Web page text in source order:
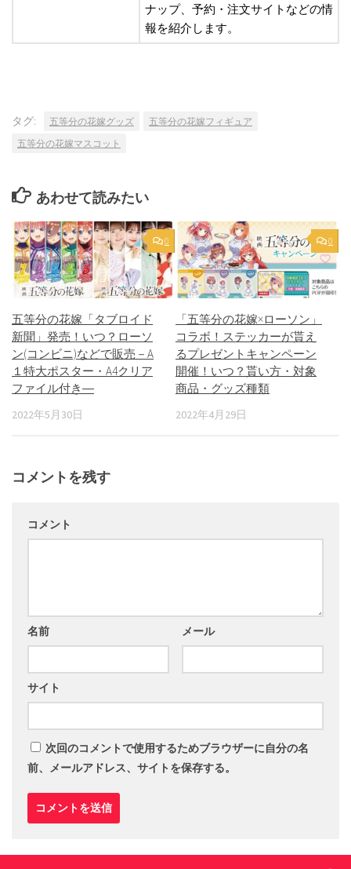
ナップ、予約・注文サイトなどの情
報を紹介します。
タグ: 五等分の花嫁グッズ
五等分の花嫁フィギュア
五等分の花嫁マスコット
あわせて読みたい
0
五等分の花嫁「タブロイド
新聞」発売！いつ？ローソ
ン(コンビニ)などで販売－A
１特大ポスター・A4クリア
ファイル付き―
2022年5月30日
0
「五等分の花嫁×ローソン」
コラボ！ステッカーが貰え
るプレゼントキャンペーン
開催！いつ？貰い方・対象
商品・グッズ種類
2022年4月29日
コメントを残す
コメント
名前 メール
サイト
次回のコメントで使用するためブラウザーに自分の名
前、メールアドレス、サイトを保存する。